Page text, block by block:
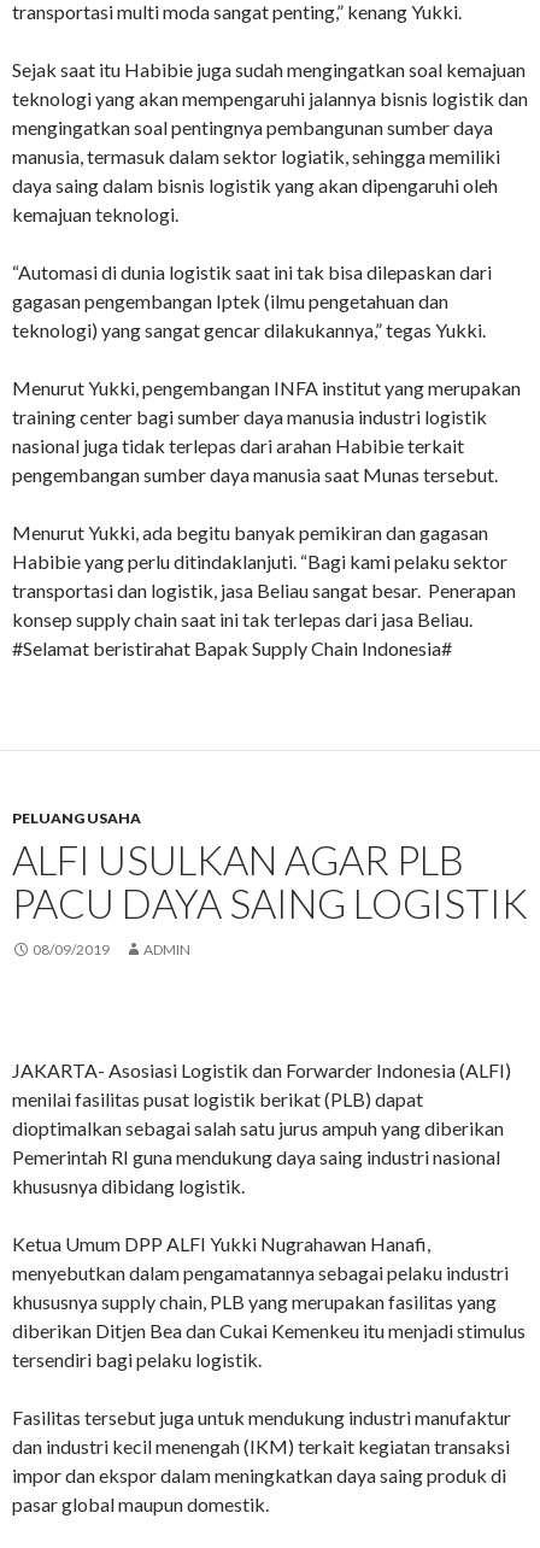
transportasi multi moda sangat penting,” kenang Yukki.
Sejak saat itu Habibie juga sudah mengingatkan soal kemajuan
teknologi yang akan mempengaruhi jalannya bisnis logistik dan
mengingatkan soal pentingnya pembangunan sumber daya
manusia, termasuk dalam sektor logiatik, sehingga memiliki
daya saing dalam bisnis logistik yang akan dipengaruhi oleh
kemajuan teknologi.
“Automasi di dunia logistik saat ini tak bisa dilepaskan dari
gagasan pengembangan Iptek (ilmu pengetahuan dan
teknologi) yang sangat gencar dilakukannya,” tegas Yukki.
Menurut Yukki, pengembangan INFA institut yang merupakan
training center bagi sumber daya manusia industri logistik
nasional juga tidak terlepas dari arahan Habibie terkait
pengembangan sumber daya manusia saat Munas tersebut.
Menurut Yukki, ada begitu banyak pemikiran dan gagasan
Habibie yang perlu ditindaklanjuti. “Bagi kami pelaku sektor
transportasi dan logistik, jasa Beliau sangat besar. Penerapan
konsep supply chain saat ini tak terlepas dari jasa Beliau.
#Selamat beristirahat Bapak Supply Chain Indonesia#
PELUANG USAHA
ALFI USULKAN AGAR PLB
PACU DAYA SAING LOGISTIK
08/09/2019 ADMIN
JAKARTA- Asosiasi Logistik dan Forwarder Indonesia (ALFI)
menilai fasilitas pusat logistik berikat (PLB) dapat
dioptimalkan sebagai salah satu jurus ampuh yang diberikan
Pemerintah RI guna mendukung daya saing industri nasional
khususnya dibidang logistik.
Ketua Umum DPP ALFI Yukki Nugrahawan Hanafi,
menyebutkan dalam pengamatannya sebagai pelaku industri
khususnya supply chain, PLB yang merupakan fasilitas yang
diberikan Ditjen Bea dan Cukai Kemenkeu itu menjadi stimulus
tersendiri bagi pelaku logistik.
Fasilitas tersebut juga untuk mendukung industri manufaktur
dan industri kecil menengah (IKM) terkait kegiatan transaksi
impor dan ekspor dalam meningkatkan daya saing produk di
pasar global maupun domestik.